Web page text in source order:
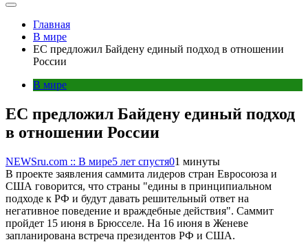
Главная
В мире
ЕС предложил Байдену единый подход в отношении
России
В мире
ЕС предложил Байдену единый подход
в отношении России
NEWSru.com :: В мире5 лет спустя01 минуты
В проекте заявления саммита лидеров стран Евросоюза и
США говорится, что страны "едины в принципиальном
подходе к РФ и будут давать решительный ответ на
негативное поведение и враждебные действия". Саммит
пройдет 15 июня в Брюсселе. На 16 июня в Женеве
запланирована встреча президентов РФ и США.